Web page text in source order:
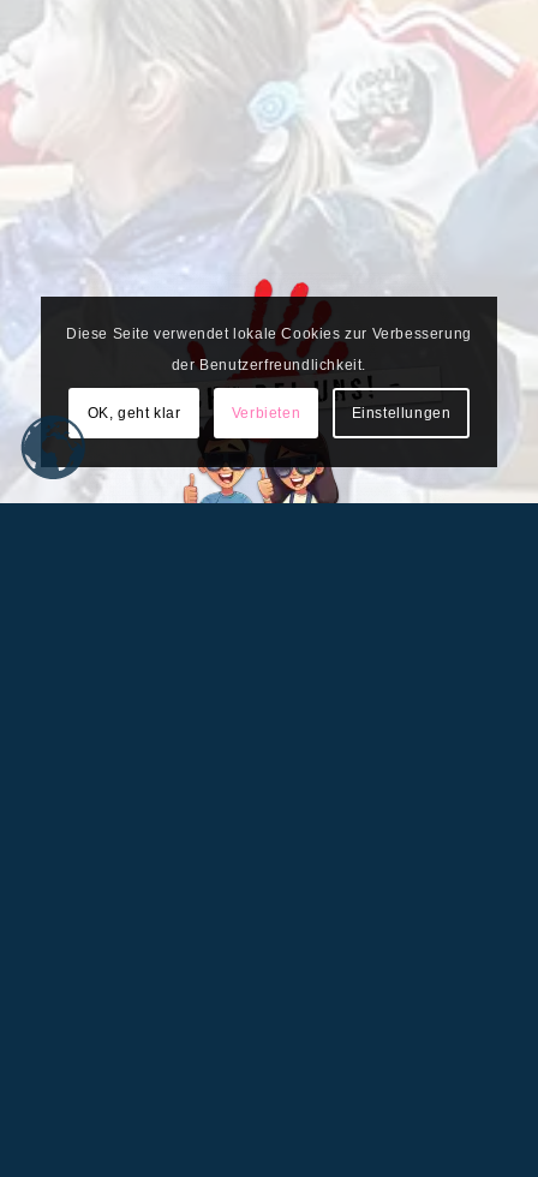
Diese Seite verwendet lokale Cookies zur Verbesserung
der Benutzerfreundlichkeit.
OK, geht klar Verbieten Einstellungen